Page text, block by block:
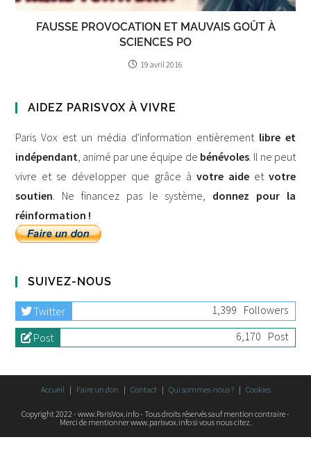
FAUSSE PROVOCATION ET MAUVAIS GOÛT À
SCIENCES PO
19 avril 2016
AIDEZ PARISVOX À VIVRE
Paris Vox est un média d'information entièrement libre et
indépendant, animé par une équipe de bénévoles. Il ne peut
vivre et se développer que grâce à votre aideet votre
soutien. Ne financez pas le système, donnez pour la
réinformation !
SUIVEZ-NOUS
Twitter 1,399 Followers
Post
6,170 Post
Accueil Faire un don Contact Qui sommes-nous ? Cookies
Copyright 2022 - www.ParisVox.info - Tous droits réservés sauf mention contraire -
Merci de mentionner www.parisvox.info si vous nous citez.